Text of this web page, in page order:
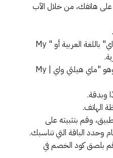
هاتفك، من خلال الآب
قم بالبحث عن "ماي هيلثي واي" باللغة العربية أو " My
اختر الخيار الذي يظهر أمامك وهو "ماي هيلثي واي | My
وبدقة.
الهاتف.
وقم بتثبيته على
وحدد الباقة التي تناسبك.
بلصق كود الخصم في